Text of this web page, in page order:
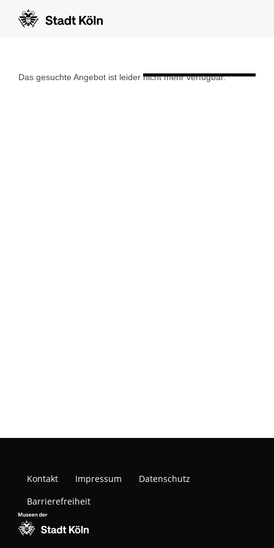
Das gesuchte Angebot ist leider nicht mehr verfügbar.
Kontakt Impressum
Datenschutz
Barrierefreiheit